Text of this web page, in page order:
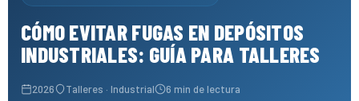
CÓMO EVITAR FUGAS EN DEPÓSITOS
INDUSTRIALES: GUÍA PARA TALLERES
2026 Talleres · Industrial 6 min de lectura